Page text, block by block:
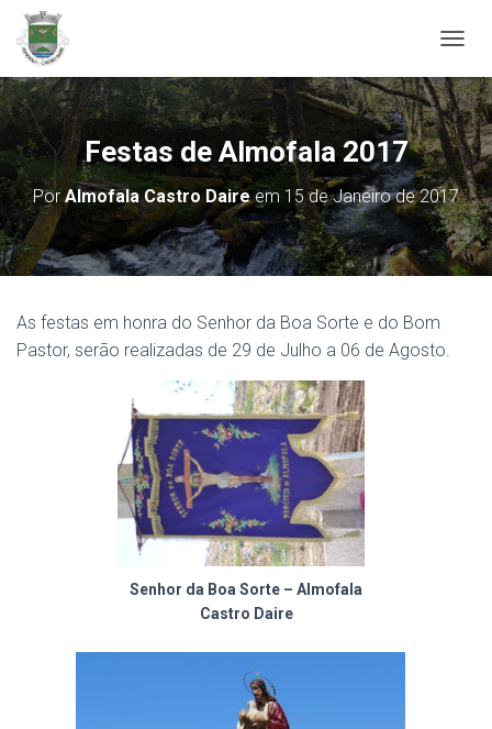
Festas de Almofala 2017
Por Almofala Castro Daireem 15 de Janeiro de 2017
As festas em honra do Senhor da Boa Sorte e do Bom
Pastor, serão realizadas de 29 de Julho a 06 de Agosto.
Senhor da Boa Sorte – Almofala
Castro Daire